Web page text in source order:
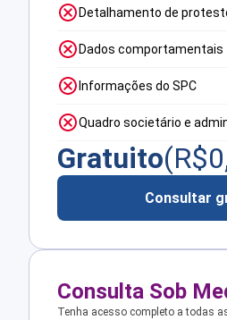
Detalhamento de
Dados comportamentais
Informações do SPC
Quadro societário e
Gratuito(R$
Consultar
Consulta Sob
Tenha acesso completo a todas